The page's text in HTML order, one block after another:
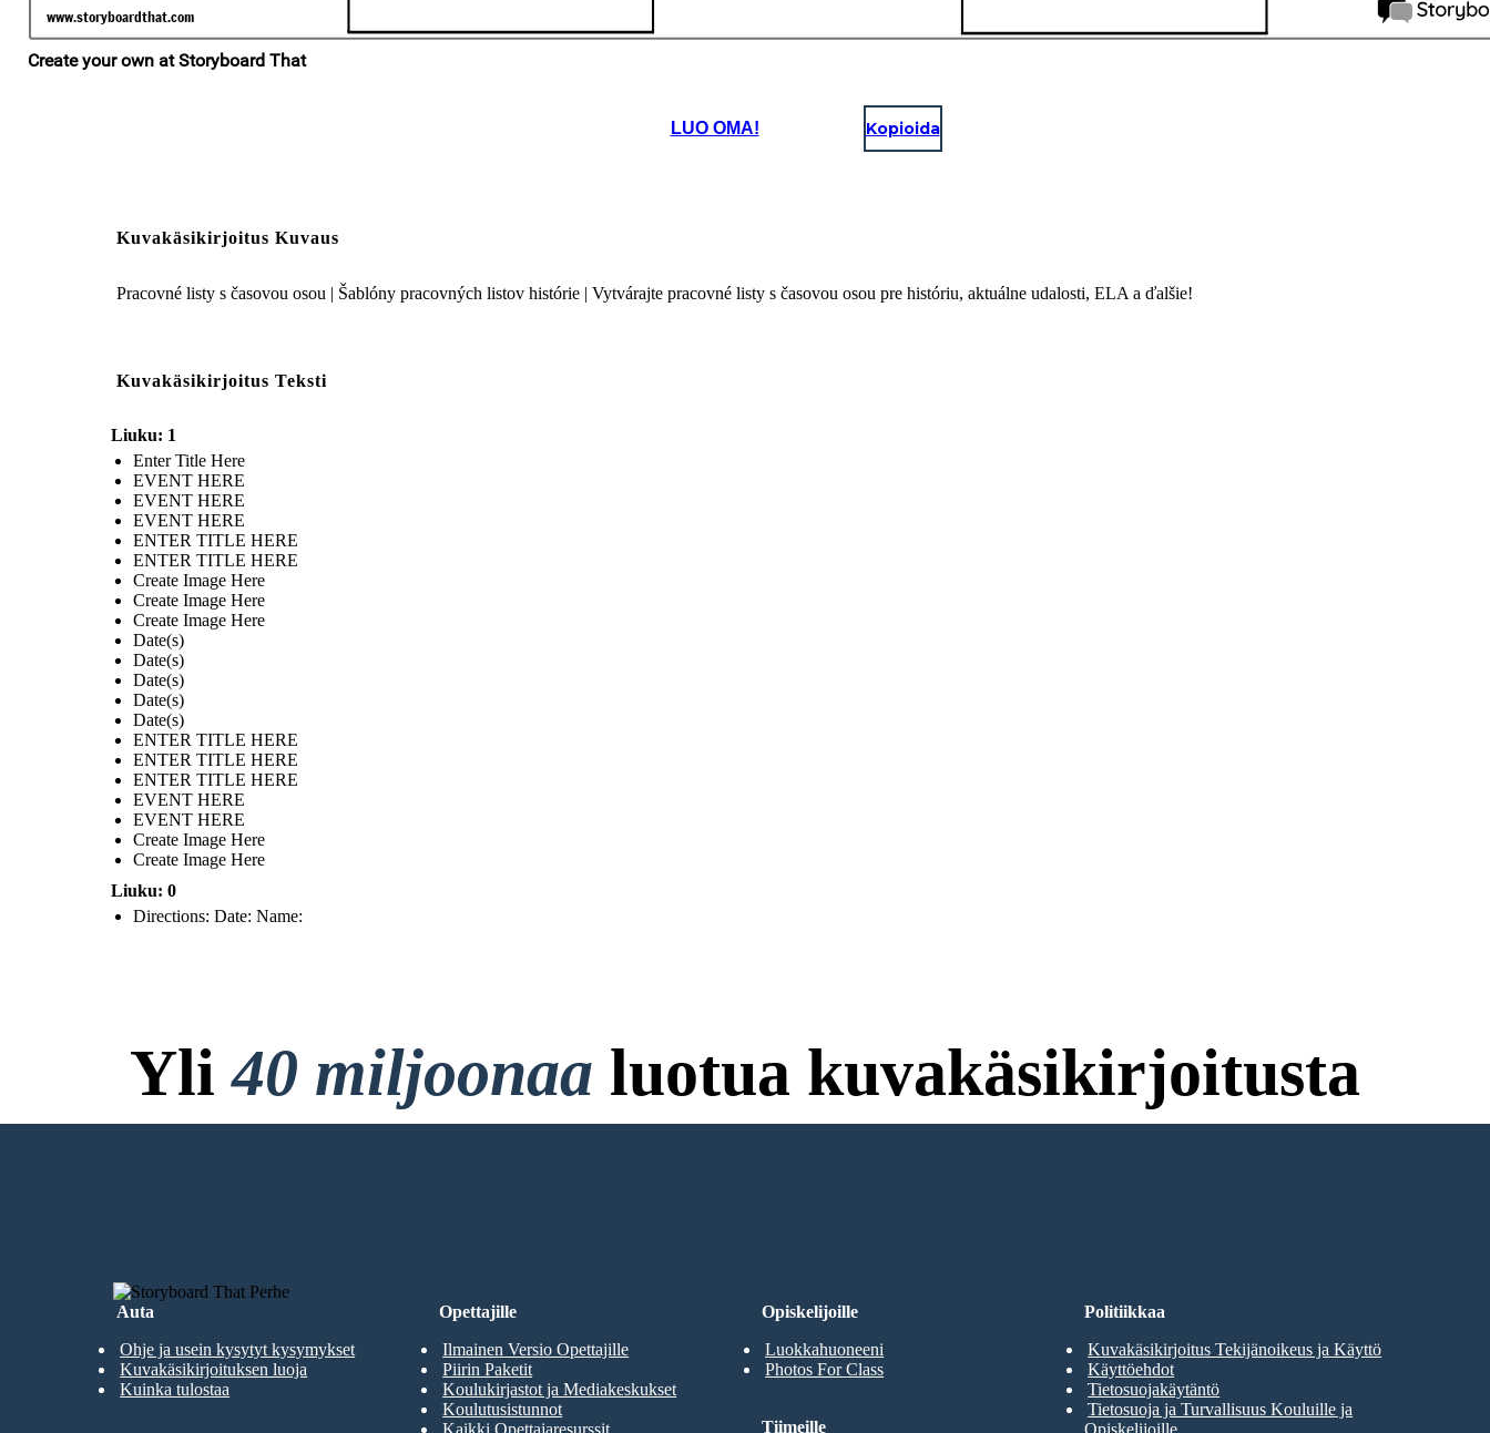
LUO OMA! Kopioida
Kuvakäsikirjoitus Kuvaus
Pracovné listy s časovou osou | Šablóny pracovných listov histórie | Vytvárajte pracovné listy s časovou osou pre históriu, aktuálne udalosti, ELA a ďalšie!
Kuvakäsikirjoitus Teksti
Liuku: 1
Enter Title Here
EVENT HERE
EVENT HERE
EVENT HERE
ENTER TITLE HERE
ENTER TITLE HERE
Create Image Here
Create Image Here
Create Image Here
Date(s)
Date(s)
Date(s)
Date(s)
Date(s)
ENTER TITLE HERE
ENTER TITLE HERE
ENTER TITLE HERE
EVENT HERE
EVENT HERE
Create Image Here
Create Image Here
Liuku: 0
Directions: Date: Name:
Yli40 miljoonaa luotua kuvakäsikirjoitusta
Ei Latauksia, ei Luottokorttia ja ei Vaadi Kirjautumista Kokeilemiseen!
Auta
Ohje ja usein kysytyt kysymykset
Kuvakäsikirjoituksen luoja
Kuinka tulostaa
Opiskelijoille
Luokkahuoneeni
Photos For Class
Opettajille
Ilmainen Versio Opettajille
Piirin Paketit
Koulukirjastot ja Mediakeskukset
Koulutusistunnot
Kaikki Opettajaresurssit
Tiimeille
Politiikkaa
Kuvakäsikirjoitus Tekijänoikeus ja Käyttö
Käyttöehdot
Tietosuojakäytäntö
Tietosuoja ja Turvallisuus Kouluille ja
Opiskelijoille